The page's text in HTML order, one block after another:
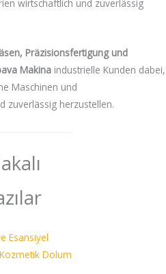
wirtschaftlich und zuverlässig
Präzisionsfertigung und
Makina industrielle Kunden dabei,
Maschinen und
zuverlässig herzustellen.